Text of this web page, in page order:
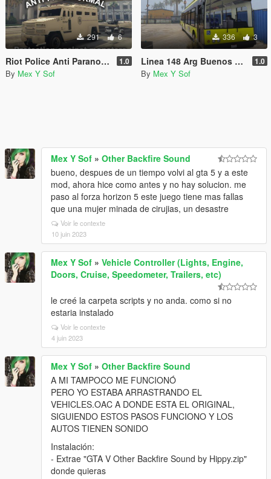
291 6
Riot Police Anti Paranormal (Paintjob) 1.0
By Mex Y Sof
336 3
Linea 148 Arg Buenos aires (Bus) (Replace/Reemplazo) 1.0
By Mex Y Sof
Mex Y Sof » Other Backfire Sound
bueno, despues de un tiempo volvi al gta 5 y a este
mod, ahora hice como antes y no hay solucion. me
paso al forza horizon 5 este juego tiene mas fallas
que una mujer minada de cirujias, un desastre
Voir le contexte
10 juin 2023
Mex Y Sof » Vehicle Controller (Lights, Engine,
Doors, Cruise, Speedometer, Trailers, etc)
le creé la carpeta scripts y no anda. como si no
estaria instalado
Voir le contexte
4 juin 2023
Mex Y Sof » Other Backfire Sound
A MI TAMPOCO ME FUNCIONÓ
PERO YO ESTABA ARRASTRANDO EL
VEHICLES.OAC A DONDE ESTA EL ORIGINAL,
SIGUIENDO ESTOS PASOS FUNCIONO Y LOS
AUTOS TIENEN SONIDO
Instalación:
- Extrae "GTA V Other Backfire Sound by Hippy.zip"
donde quieras